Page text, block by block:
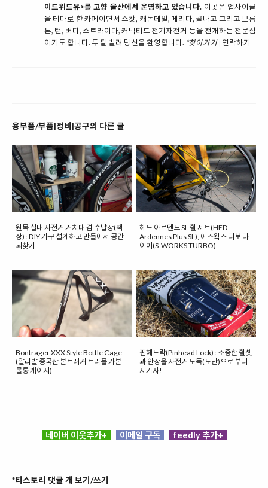
이드위드유>를 고향 울산에서 운영하고 있습니다. 이곳은 업사이클
을 테마로 한 카페이면서 스캇, 캐논데일, 메리다, 콜나고 그리고 브롬
톤, 턴, 버디, 스트라이다, 커넥티드 전기자전거 등을 전개하는 전문점
이기도 합니다. 두 팔 벌려 당신을 환영합니다. *찾아가기 연락하기
용부품/부품|정비|공구의 다른 글
원목 실내 자전거 거치대 겸 수납장(책
장) : DIY 가구 설계하고 만들어서 공간
되찾기
헤드 아르덴느 SL 휠 세트(HED
Ardennes Plus SL), 에스웍스 터보 타
이어(S-WORKS TURBO)
Bontrager XXX Style Bottle Cage
(알리발 중국산 본트래거 트리플 카본
물통 케이지)
핀헤드락(Pinhead Lock) : 소중한 휠셋
과 안장을 자전거 도둑(도난)으로 부터
지키자!
네이버 이웃추가+ 이메일 구독 feedly 추가+
*티스토리 댓글 개 보기/쓰기